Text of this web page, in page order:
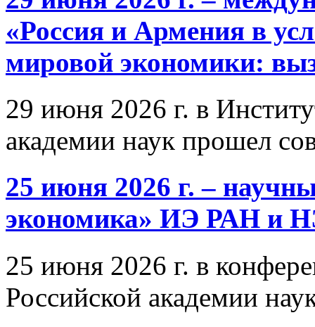
«Россия и Армения в
мировой экономики:
29 июня 2026 г. в
академии наук прошел
25 июня 2026 г. –
экономика» ИЭ РАН и
25 июня 2026 г. в
Российской академии